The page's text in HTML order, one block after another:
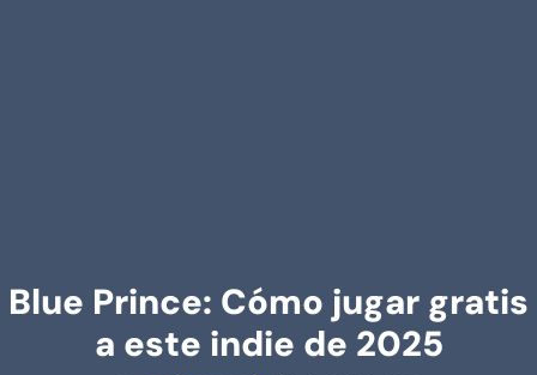
Blue Prince: Cómo jugar gratis
a este indie de 2025